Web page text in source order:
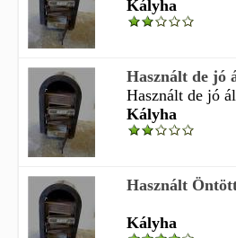
Kályha
Használt de jó
Használt de jó
Kályha
Használt
Kályha